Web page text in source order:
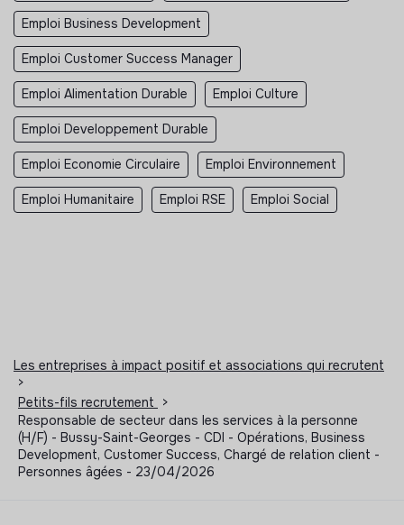
Emploi Business Development
Emploi Customer Success Manager
Emploi Alimentation Durable Emploi Culture
Emploi Developpement Durable
Emploi Economie Circulaire Emploi Environnement
Emploi Humanitaire Emploi RSE Emploi Social
Les entreprises à impact positif et associations qui recrutent
>
Petits-fils recrutement
>
Responsable de secteur dans les services à la personne
(H/F) - Bussy-Saint-Georges - CDI - Opérations, Business
Development, Customer Success, Chargé de relation client -
Personnes âgées - 23/04/2026